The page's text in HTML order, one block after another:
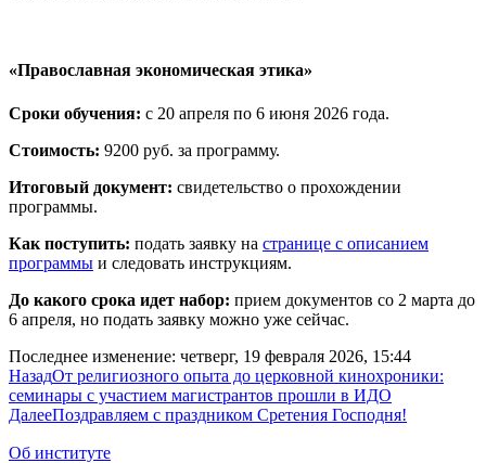
«Православная экономическая этика»
Сроки обучения: с 20 апреля по 6 июня 2026 года.
Стоимость: 9200 руб. за программу.
Итоговый документ: свидетельство о прохождении
программы.
Как поступить: подать заявку на странице с описанием
программы и следовать инструкциям.
До какого срока идет набор: прием документов со 2 марта до
6 апреля, но подать заявку можно уже сейчас.
Последнее изменение: четверг, 19 февраля 2026, 15:44
НазадОт религиозного опыта до церковной кинохроники:
семинары с участием магистрантов прошли в ИДО
ДалееПоздравляем с праздником Сретения Господня!
Об институте